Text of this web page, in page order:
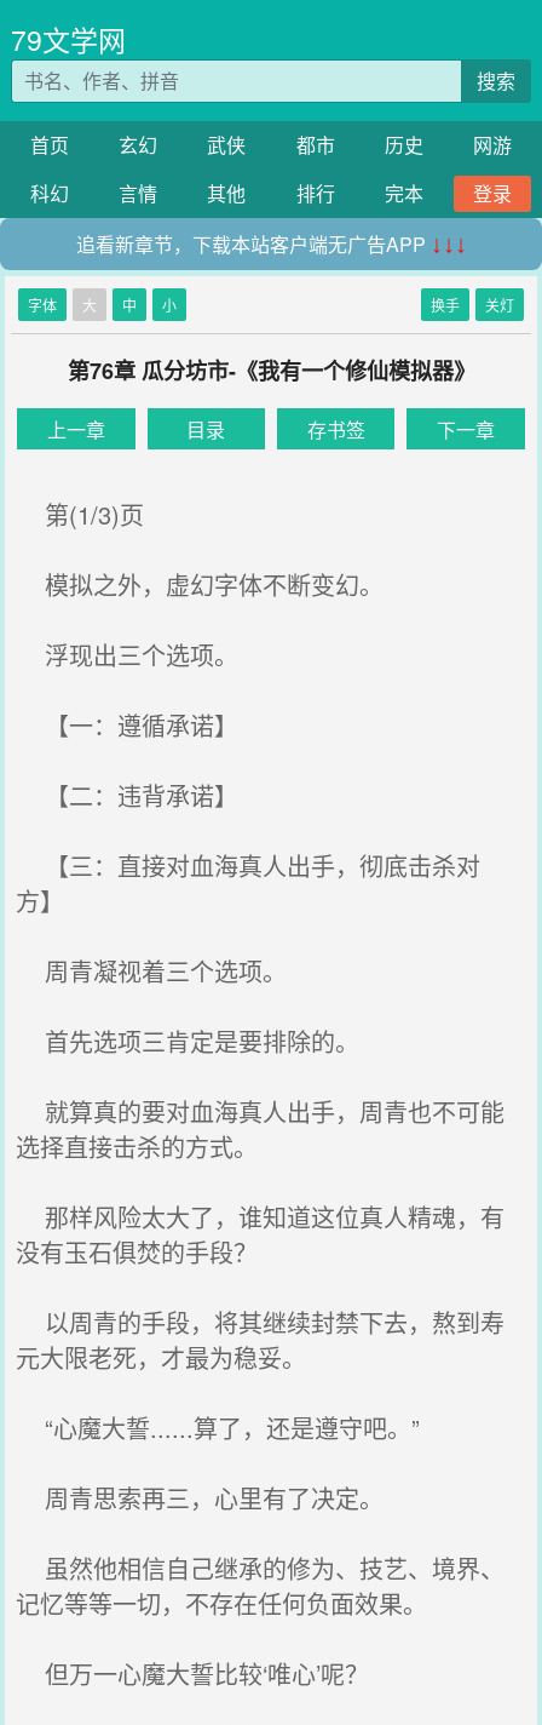
79文学网
搜索
首页 玄幻 武侠 都市 历史
网游
科幻
言情 其他 排行 完本
登录
追看新章节，下载本站客户端无广告APP ↓↓↓
字体 大 中 小 换手 关灯
第76章 瓜分坊市-《我有一个修仙模拟器》
上一章 目录 存书签 下一章
第(1/3)页
模拟之外，虚幻字体不断变幻。
浮现出三个选项。
【一：遵循承诺】
【二：违背承诺】
【三：直接对血海真人出手，彻底击杀对
方】
周青凝视着三个选项。
首先选项三肯定是要排除的。
就算真的要对血海真人出手，周青也不可能
选择直接击杀的方式。
那样风险太大了，谁知道这位真人精魂，有
没有玉石俱焚的手段？
以周青的手段，将其继续封禁下去，熬到寿
元大限老死，才最为稳妥。
“心魔大誓......算了，还是遵守吧。”
周青思索再三，心里有了决定。
虽然他相信自己继承的修为、技艺、境界、
记忆等等一切，不存在任何负面效果。
但万一心魔大誓比较‘唯心’呢？